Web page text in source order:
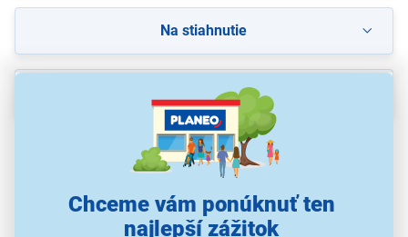
Chceme vám ponúknuť ten
najlepší zážitok
Popis
Na stiahnutie